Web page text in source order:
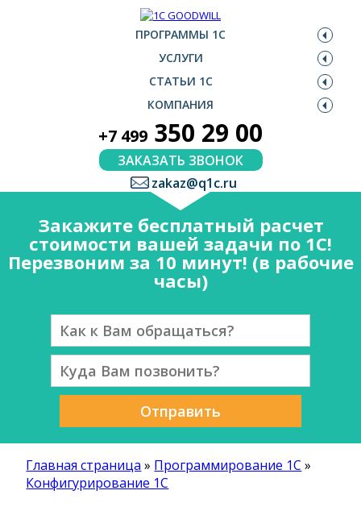
ПРОГРАММЫ 1С
УСЛУГИ
СТАТЬИ 1С
КОМПАНИЯ
+7 499 350 29 00
ЗАКАЗАТЬ ЗВОНОК
zakaz@q1c.ru
Закажите бесплатный расчет
стоимости вашей задачи по 1С!
Перезвоним за 10 минут! (в рабочие
часы)
Отправить
Главная страница » Программирование 1С »
Конфигурирование 1С